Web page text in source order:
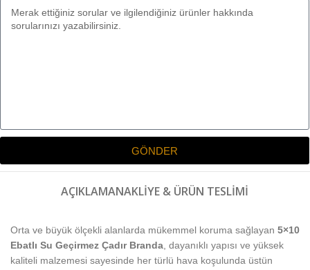
GÖNDER
AÇIKLAMANAKLIYE & ÜRÜN TESLIMI
Orta ve büyük ölçekli alanlarda mükemmel koruma sağlayan 5×10
Ebatlı Su Geçirmez Çadır Branda , dayanıklı yapısı ve yüksek
kaliteli malzemesi sayesinde her türlü hava koşulunda üstün